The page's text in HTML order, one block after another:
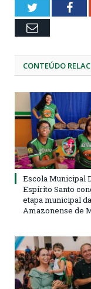
Twitter
Email
CONTEÚDO
Escola Municipal
Espírito Santo
etapa municipal
Amazonense de